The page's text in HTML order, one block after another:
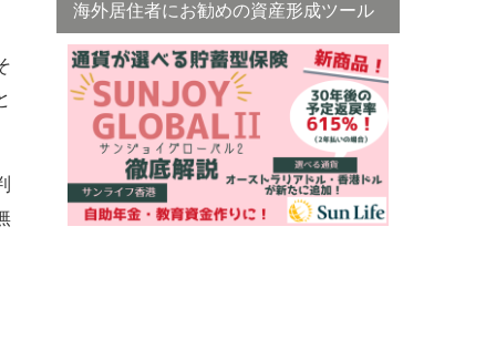
海外居住者にお勧めの資産形成ツール